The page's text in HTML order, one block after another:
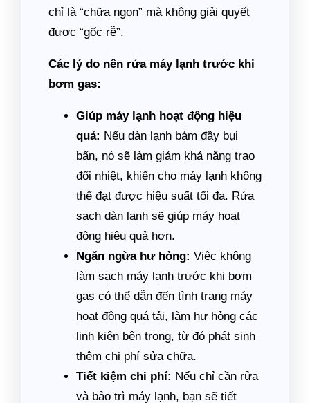
chỉ là “chữa ngọn” mà không giải quyết
được “gốc rễ”.
Các lý do nên rửa máy lạnh trước khi
bơm gas:
Giúp máy lạnh hoạt động hiệu
quả: Nếu dàn lạnh bám đầy bụi
bẩn, nó sẽ làm giảm khả năng trao
đổi nhiệt, khiến cho máy lạnh không
thể đạt được hiệu suất tối đa. Rửa
sạch dàn lạnh sẽ giúp máy hoạt
động hiệu quả hơn.
Ngăn ngừa hư hỏng: Việc không
làm sạch máy lạnh trước khi bơm
gas có thể dẫn đến tình trạng máy
hoạt động quá tải, làm hư hỏng các
linh kiện bên trong, từ đó phát sinh
thêm chi phí sửa chữa.
Tiết kiệm chi phí: Nếu chỉ cần rửa
và bảo trì máy lạnh, bạn sẽ tiết